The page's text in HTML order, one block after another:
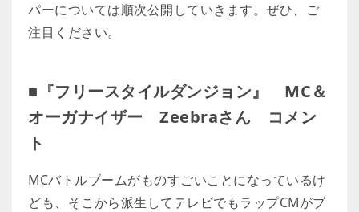
パーについては順次公開していきます。ぜひ、ご
注目ください。
■『フリースタイルダンジョン』 MC＆
オーガナイザー Zeebraさん コメン
ト
MCバトルブームがものすごいことになっているけ
ども、そこから派生してテレビでもラップCMがブ